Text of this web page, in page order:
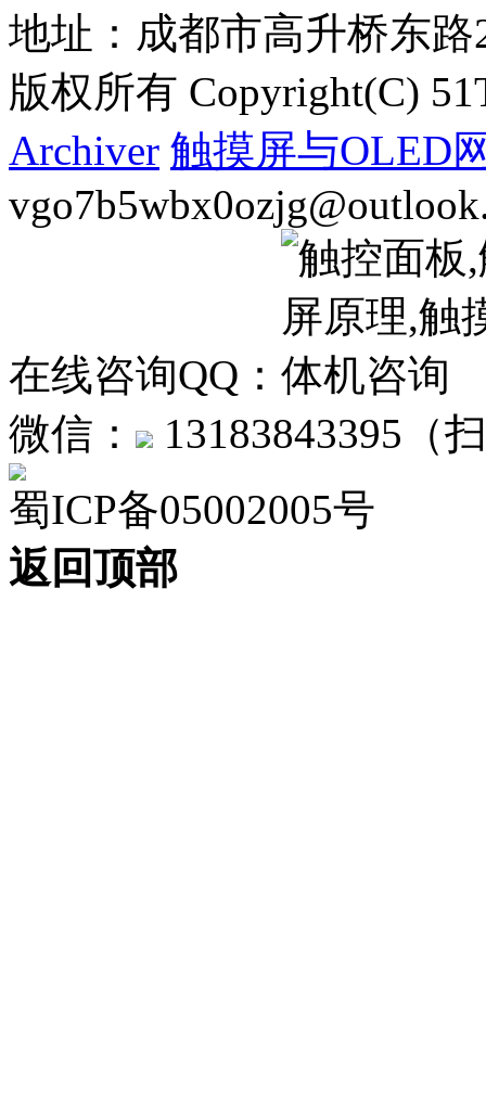
地址：成都市高升桥东
版权所有 Copyright(C)
Archiver 触摸屏与OLED
在线咨询QQ：
微信：
13183843395（
蜀ICP备05002005号
返回顶部